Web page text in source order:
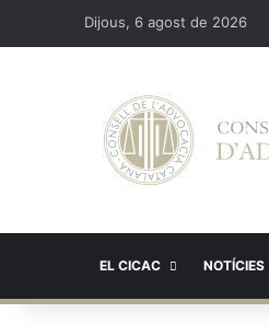
Dijous, 6 agost de 2026
EL CICAC NOTÍCIES